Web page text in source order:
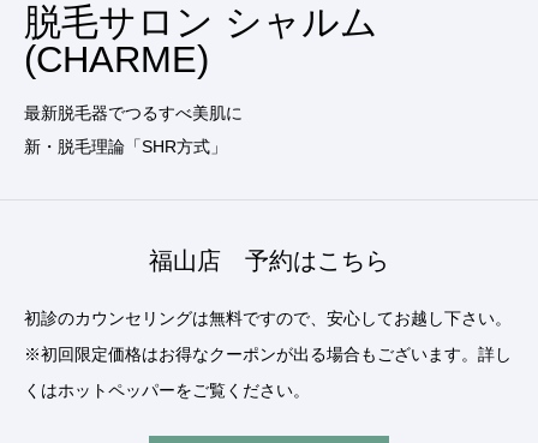
脱毛サロン シャルム
(CHARME)
最新脱毛器でつるすべ美肌に
新・脱毛理論「SHR方式」
福山店 予約はこちら
初診のカウンセリングは無料ですので、安心してお越し下さい。
※初回限定価格はお得なクーポンが出る場合もございます。詳し
くはホットペッパーをご覧ください。